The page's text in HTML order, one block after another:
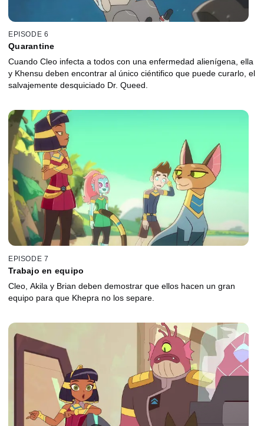
EPISODE 6
Quarantine
Cuando Cleo infecta a todos con una enfermedad alienígena, ella
y Khensu deben encontrar al único ciéntifico que puede curarlo, el
salvajemente desquiciado Dr. Queed.
EPISODE 7
Trabajo en equipo
Cleo, Akila y Brian deben demostrar que ellos hacen un gran
equipo para que Khepra no los separe.